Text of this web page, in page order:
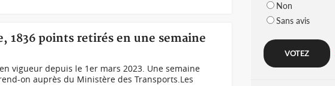
points retirés en une semaine
vigueur depuis le 1er mars 2023. Une semaine
on auprès du Ministère des Transports.Les
Non
Sans avis